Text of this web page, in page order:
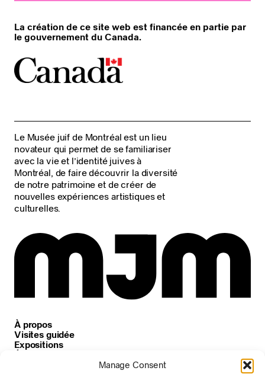
Manage Consent
La création de ce site web est financée en partie par
le gouvernement du Canada.
Le Musée juif de Montréal est un lieu
novateur qui permet de se familiariser
avec la vie et l’identité juives à
Montréal, de faire découvrir la diversité
de notre patrimoine et de créer de
nouvelles expériences artistiques et
culturelles.
À propos
Visites guidée
Expositions
Événements